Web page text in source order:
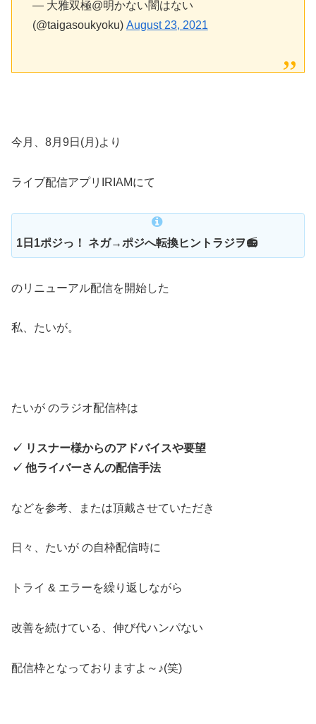
— 大雅双極@明かない闇はない
(@taigasoukyoku) August 23, 2021
今月、8月9日(月)より
ライブ配信アプリIRIAMにて
1日1ポジっ！ ネガ→ポジへ転換ヒントラジヲ📻
のリニューアル配信を開始した
私、たいが。
たいが のラジオ配信枠は
✓ リスナー様からのアドバイスや要望
✓ 他ライバーさんの配信手法
などを参考、または頂戴させていただき
日々、たいが の自枠配信時に
トライ & エラーを繰り返しながら
改善を続けている、伸び代ハンパない
配信枠となっておりますよ～♪(笑)